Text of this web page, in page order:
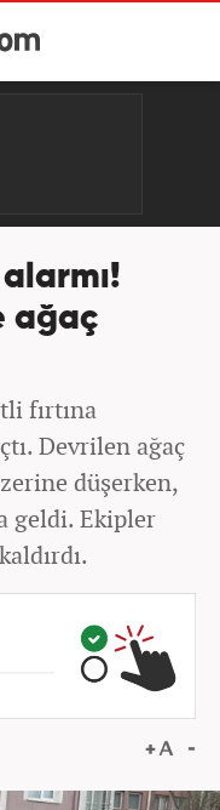
ağaç
fırtına
Devrilen ağaç
düşerken,
geldi. Ekipler